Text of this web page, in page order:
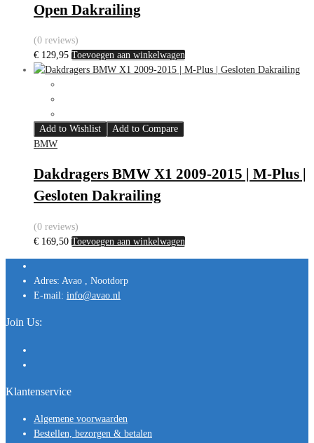
Open Dakrailing
(0 reviews)
€ 129,95 Toevoegen aan winkelwagen
Add to Wishlist
Add to Compare
BMW
Dakdragers BMW X1 2009-2015 | M-Plus |
Gesloten Dakrailing
(0 reviews)
€ 169,50 Toevoegen aan winkelwagen
Adres: Avao , Nootdorp
E-mail: info@avao.nl
Join Us:
Klantenservice
Algemene voorwaarden
Bestellen, bezorgen & betalen